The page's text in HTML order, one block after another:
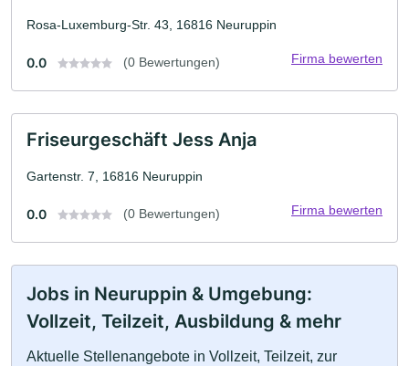
Rosa-Luxemburg-Str. 43, 16816 Neuruppin
0.0 (0 Bewertungen) Firma bewerten
Friseurgeschäft Jess Anja
Gartenstr. 7, 16816 Neuruppin
0.0 (0 Bewertungen) Firma bewerten
Jobs in Neuruppin & Umgebung:
Vollzeit, Teilzeit, Ausbildung & mehr
Aktuelle Stellenangebote in Vollzeit, Teilzeit, zur